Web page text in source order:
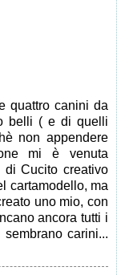
quattro canini da
belli ( e di quelli
non appendere
mi è venuta
di Cucito creativo
cartamodello, ma
uno mio, con
ancora tutti i
carini...